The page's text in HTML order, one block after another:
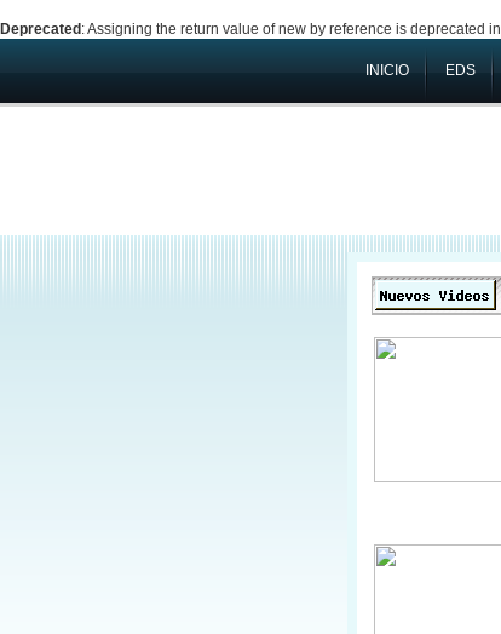
Deprecated : Assigning the return value of new by reference is deprecated in
INICIO EDS